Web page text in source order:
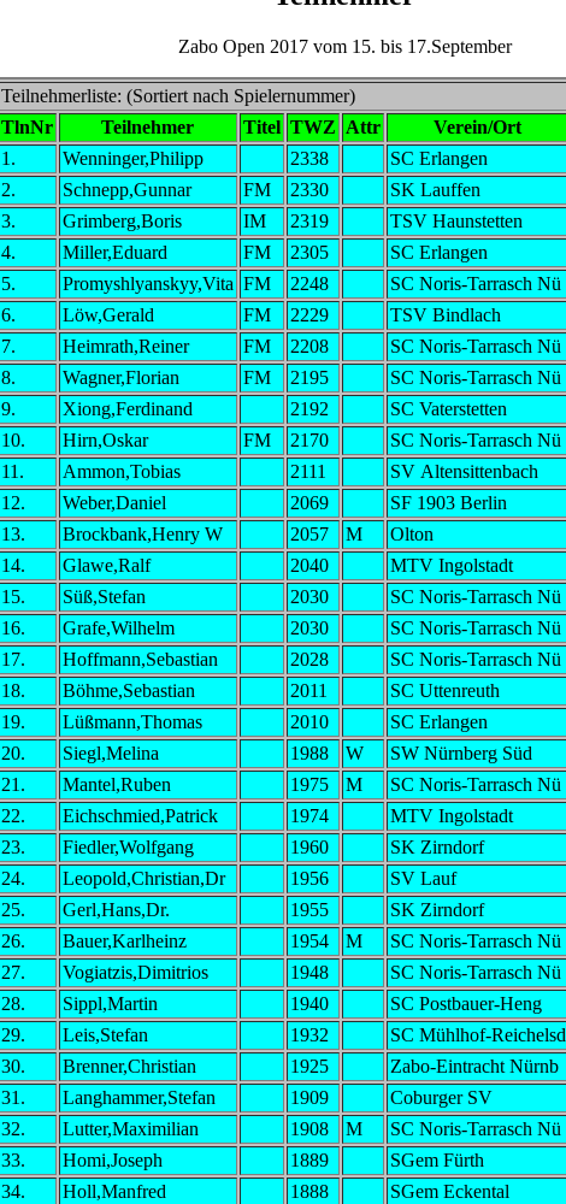
Zabo Open 2017 vom 15. bis 17.September
Teilnehmerliste: (Sortiert nach Spielernummer)
TlnNr
Teilnehmer Titel TWZ Attr Verein/Ort
1.
Wenninger,Philipp 2338 SC Erlangen
2.
Schnepp,Gunnar FM 2330 SK Lauffen
3.
Grimberg,Boris IM 2319 TSV Haunstetten
4.
Miller,Eduard FM 2305 SC Erlangen
5.
Promyshlyanskyy,Vita FM 2248 SC Noris-Tarrasch Nü
6.
Löw,Gerald FM 2229 TSV Bindlach
7.
Heimrath,Reiner FM 2208 SC Noris-Tarrasch Nü
8.
Wagner,Florian FM 2195 SC Noris-Tarrasch Nü
9.
Xiong,Ferdinand 2192 SC Vaterstetten
10.
Hirn,Oskar FM 2170 SC Noris-Tarrasch Nü
11.
Ammon,Tobias 2111 SV Altensittenbach
12.
Weber,Daniel 2069 SF 1903 Berlin
13.
Brockbank,Henry W 2057 M Olton
14.
Glawe,Ralf 2040 MTV Ingolstadt
15.
Süß,Stefan 2030 SC Noris-Tarrasch Nü
16.
Grafe,Wilhelm 2030 SC Noris-Tarrasch Nü
17.
Hoffmann,Sebastian 2028 SC Noris-Tarrasch Nü
18.
Böhme,Sebastian 2011 SC Uttenreuth
19.
Lüßmann,Thomas 2010 SC Erlangen
20.
Siegl,Melina 1988 W SW Nürnberg Süd
21.
Mantel,Ruben 1975 M SC Noris-Tarrasch Nü
22.
Eichschmied,Patrick 1974 MTV Ingolstadt
23.
Fiedler,Wolfgang 1960 SK Zirndorf
24.
Leopold,Christian,Dr 1956 SV Lauf
25.
Gerl,Hans,Dr. 1955 SK Zirndorf
26.
Bauer,Karlheinz 1954 M SC Noris-Tarrasch Nü
27.
Vogiatzis,Dimitrios 1948 SC Noris-Tarrasch Nü
28.
Sippl,Martin 1940 SC Postbauer-Heng
29.
Leis,Stefan 1932 SC Mühlhof-Reichelsd
30.
Brenner,Christian 1925 Zabo-Eintracht Nürnb
31.
Langhammer,Stefan 1909 Coburger SV
32.
Lutter,Maximilian 1908 M SC Noris-Tarrasch Nü
33.
Homi,Joseph 1889 SGem Fürth
34.
Holl,Manfred 1888 SGem Eckental